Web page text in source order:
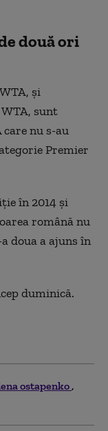
două ori
şi
sunt
nu s-au
Premier
în 2014 şi
română nu
doua a ajuns în
duminică.
ostapenko